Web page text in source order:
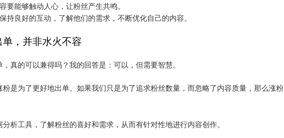
要能够触动人心，让粉丝产生共鸣。
持良好的互动，了解他们的需求，不断优化自己的内容。
，并非水火不容
真的可以兼得吗？我的回答是：可以，但需要智慧。
是为了更好地出单。如果我们只是为了追求粉丝数量，而忽略了内容质量，那么涨粉
析工具，了解粉丝的喜好和需求，从而有针对性地进行内容创作。